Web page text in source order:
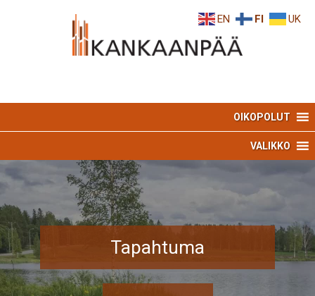
OIKOPOLUT
VALIKKO
Tapahtuma
EN FI UK